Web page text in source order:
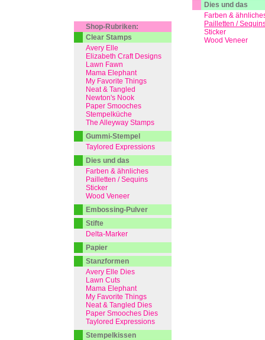
Dies und das
Farben &
Pailletten /
Sticker
Wood Veneer
Shop-Rubriken:
Clear Stamps
Avery Elle
Elizabeth Craft Designs
Lawn Fawn
Mama Elephant
My Favorite Things
Neat & Tangled
Newton's Nook
Paper Smooches
Stempelküche
The Alleyway Stamps
Gummi-Stempel
Taylored Expressions
Dies und das
Farben & ähnliches
Pailletten / Sequins
Sticker
Wood Veneer
Embossing-Pulver
Stifte
Delta-Marker
Papier
Stanzformen
Avery Elle Dies
Lawn Cuts
Mama Elephant
My Favorite Things
Neat & Tangled Dies
Paper Smooches Dies
Taylored Expressions
Stempelkissen